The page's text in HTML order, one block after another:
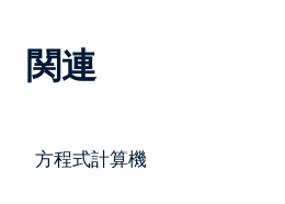
関連
方程式計算機